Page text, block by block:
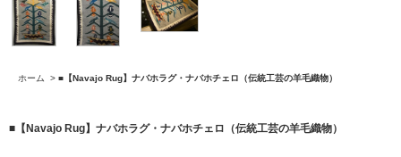
ホーム > ■【Navajo Rug】ナバホラグ・ナバホチェロ（伝統工芸の羊毛織物）
■【Navajo Rug】ナバホラグ・ナバホチェロ（伝統工芸の羊毛織物）